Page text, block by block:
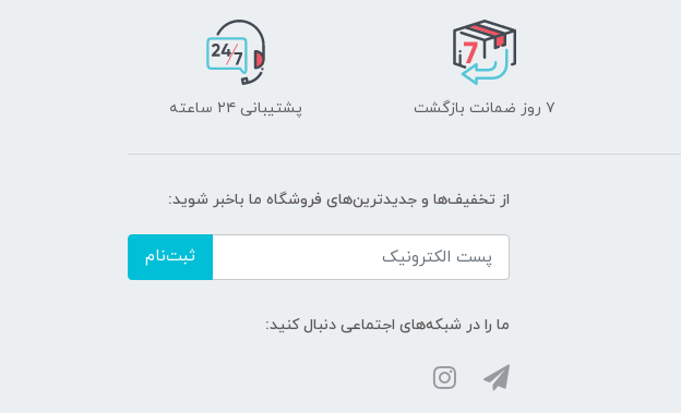
۷ روز ضمانت بازگشت پشتیبانی ۲۴ ساعته
از تخفیف‌ها و جدیدترین‌های فروشگاه ما باخبر شوید:
ثبت‌نام
ما را در شبکه‌های اجتماعی دنبال کنید: